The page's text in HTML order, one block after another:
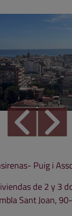
Puig i
de 2 y 3
Sant Joan,